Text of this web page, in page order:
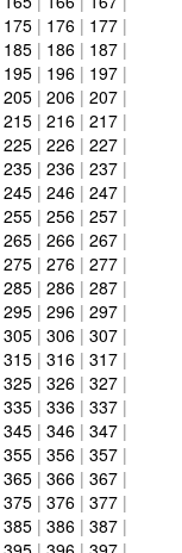
175 | 176 | 177 |
185 | 186 | 187 |
195 | 196 | 197 |
205 | 206 | 207 |
215 | 216 | 217 |
225 | 226 | 227 |
235 | 236 | 237 |
245 | 246 | 247 |
255 | 256 | 257 |
265 | 266 | 267 |
275 | 276 | 277 |
285 | 286 | 287 |
295 | 296 | 297 |
305 | 306 | 307 |
315 | 316 | 317 |
325 | 326 | 327 |
335 | 336 | 337 |
345 | 346 | 347 |
355 | 356 | 357 |
365 | 366 | 367 |
375 | 376 | 377 |
385 | 386 | 387 |